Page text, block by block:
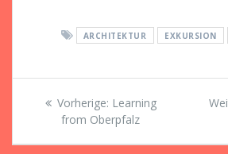
ARCHITEKTUR EXKURSION
Vorherige: Vorheriger
Beitrag:
Learning
from Oberpfalz